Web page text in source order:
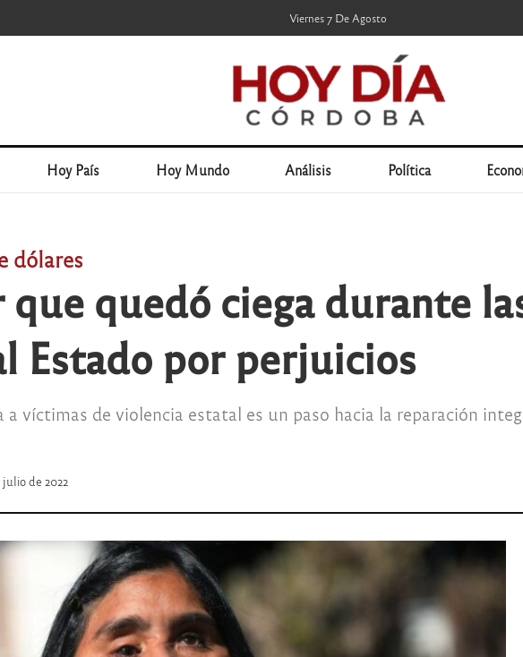
Viernes 7 De Agosto
Hoy País Hoy Mundo Análisis Política
dólares
quedó ciega durante
Estado por perjuicios
a víctimas de violencia estatal es un paso hacia la reparación
julio de 2022